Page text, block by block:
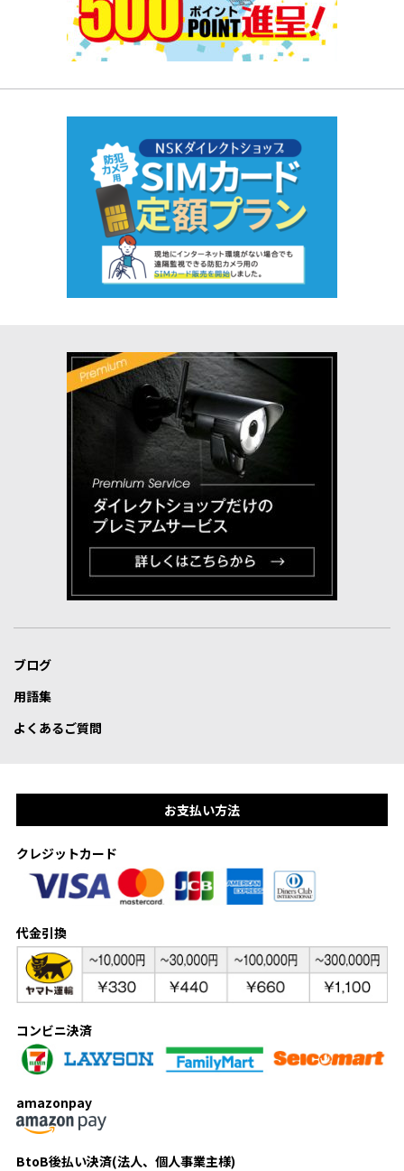
ブログ
用語集
よくあるご質問
お支払い方法
クレジットカード
代金引換
コンビニ決済
amazonpay
BtoB後払い決済(法人、個人事業主様)